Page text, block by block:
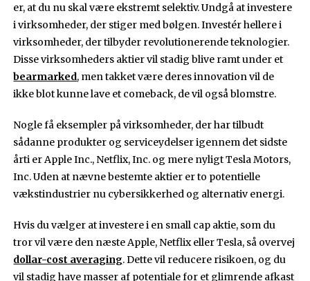
er, at du nu skal være ekstremt selektiv. Undgå at investere
i virksomheder, der stiger med bølgen. Investér hellere i
virksomheder, der tilbyder revolutionerende teknologier.
Disse virksomheders aktier vil stadig blive ramt under et
bearmarked, men takket være deres innovation vil de
ikke blot kunne lave et comeback, de vil også blomstre.
Nogle få eksempler på virksomheder, der har tilbudt
sådanne produkter og serviceydelser igennem det sidste
årti er Apple Inc., Netflix, Inc. og mere nyligt Tesla Motors,
Inc. Uden at nævne bestemte aktier er to potentielle
vækstindustrier nu cybersikkerhed og alternativ energi.
Hvis du vælger at investere i en small cap aktie, som du
tror vil være den næste Apple, Netflix eller Tesla, så overvej
dollar-cost averaging. Dette vil reducere risikoen, og du
vil stadig have masser af potentiale for et glimrende afkast